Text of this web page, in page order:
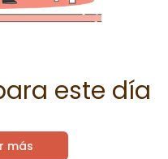
este día
más